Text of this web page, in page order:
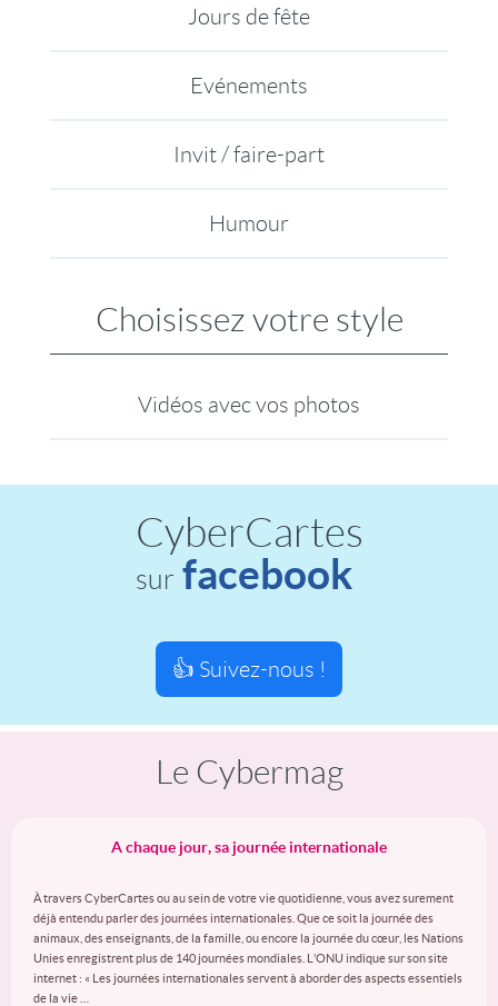
Jours de fête
Evénements
Invit / faire-part
Humour
Choisissez votre style
Vidéos avec vos photos
CyberCartes
sur facebook
👍 Suivez-nous !
Le Cybermag
A chaque jour, sa journée internationale
À travers CyberCartes ou au sein de votre vie quotidienne, vous avez surement
déjà entendu parler des journées internationales. Que ce soit la journée des
animaux, des enseignants, de la famille, ou encore la journée du cœur, les Nations
Unies enregistrent plus de 140 journées mondiales. L’ONU indique sur son site
internet : « Les journées internationales servent à aborder des aspects essentiels
de la vie …